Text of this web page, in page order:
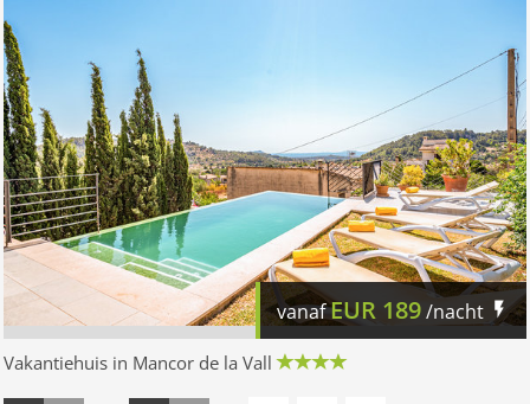
vanafEUR 189/nacht
Vakantiehuis in Mancor de la Vall